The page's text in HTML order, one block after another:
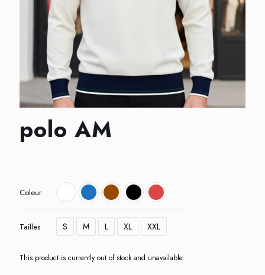
polo AM
Coleur
Tailles S M L XL XXL
This product is currently out of stock and unavailable.